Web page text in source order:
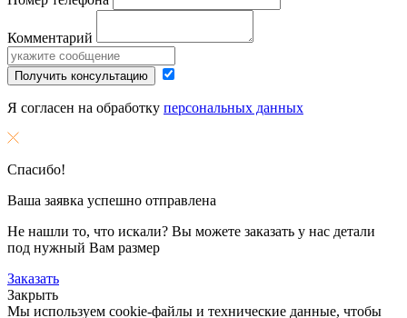
Комментарий
Получить консультацию
Я согласен на обработку персональных данных
Спасибо!
Ваша заявка успешно отправлена
Не нашли то, что искали? Вы можете заказать у нас детали
под нужный Вам размер
Заказать
Закрыть
Мы используем cookie-файлы и технические данные, чтобы